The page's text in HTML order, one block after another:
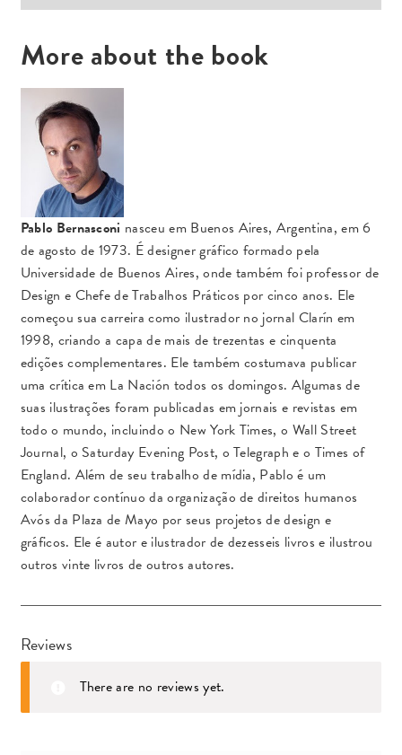
More about the book
Pablo Bernasconi nasceu em Buenos Aires, Argentina, em 6
de agosto de 1973. É designer gráfico formado pela
Universidade de Buenos Aires, onde também foi professor de
Design e Chefe de Trabalhos Práticos por cinco anos. Ele
começou sua carreira como ilustrador no jornal Clarín em
1998, criando a capa de mais de trezentas e cinquenta
edições complementares. Ele também costumava publicar
uma crítica em La Nación todos os domingos. Algumas de
suas ilustrações foram publicadas em jornais e revistas em
todo o mundo, incluindo o New York Times, o Wall Street
Journal, o Saturday Evening Post, o Telegraph e o Times of
England. Além de seu trabalho de mídia, Pablo é um
colaborador contínuo da organização de direitos humanos
Avós da Plaza de Mayo por seus projetos de design e
gráficos. Ele é autor e ilustrador de dezesseis livros e ilustrou
outros vinte livros de outros autores.
Reviews
There are no reviews yet.